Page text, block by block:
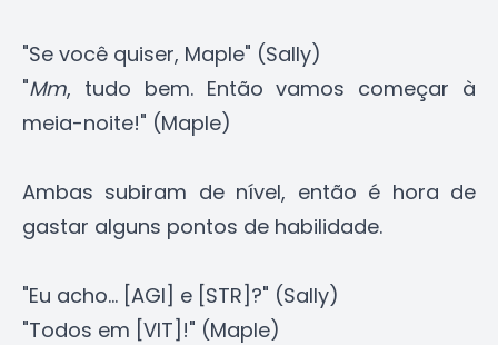
"Se você quiser, Maple" (Sally)
"Mm, tudo bem. Então vamos começar à
meia-noite!" (Maple)
Ambas subiram de nível, então é hora de
gastar alguns pontos de habilidade.
"Eu acho... [AGI] e [STR]?" (Sally)
"Todos em [VIT]!" (Maple)